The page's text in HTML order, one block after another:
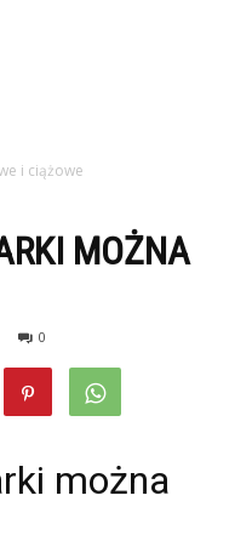
i ciążowe
MOŻNA
0
można